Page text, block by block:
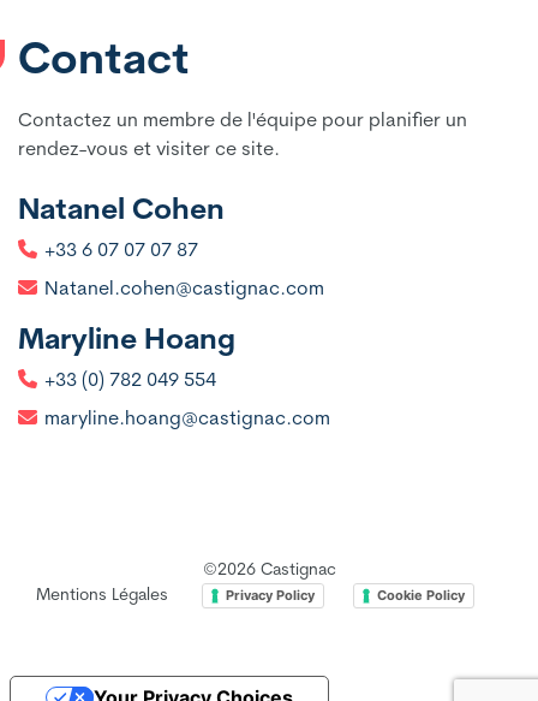
Contact
Contactez un membre de l'équipe pour planifier un
rendez-vous et visiter ce site.
Natanel Cohen
+33 6 07 07 07 87
Natanel.cohen@castignac.com
Maryline Hoang
+33 (0) 782 049 554
maryline.hoang@castignac.com
©2026 Castignac
Mentions Légales
Privacy Policy Cookie Policy